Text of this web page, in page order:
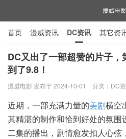
漫威电
首页 漫威资讯 DC资讯 其它资
电视剧资源 漫威图片
DC又出了一部超赞的片子
到了9.8！
漫威电影 发布于 2024-10-01 分类： DC
近期，一部充满力量的美剧横空
其精湛的制作和恰到好处的氛
二集的播出，剧情愈发扣人心弦